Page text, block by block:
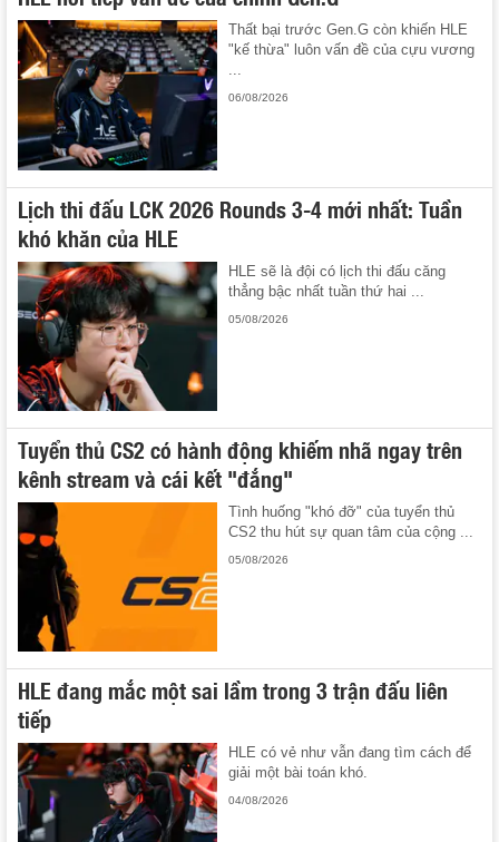
Thất bại trước Gen.G còn khiến HLE
"kế thừa" luôn vấn đề của cựu vương
...
06/08/2026
Lịch thi đấu LCK 2026 Rounds 3-4 mới nhất: Tuần
khó khăn của HLE
HLE sẽ là đội có lịch thi đấu căng
thẳng bậc nhất tuần thứ hai ...
05/08/2026
Tuyển thủ CS2 có hành động khiếm nhã ngay trên
kênh stream và cái kết "đắng"
Tình huống "khó đỡ" của tuyển thủ
CS2 thu hút sự quan tâm của cộng ...
05/08/2026
HLE đang mắc một sai lầm trong 3 trận đấu liên
tiếp
HLE có vẻ như vẫn đang tìm cách để
giải một bài toán khó.
04/08/2026